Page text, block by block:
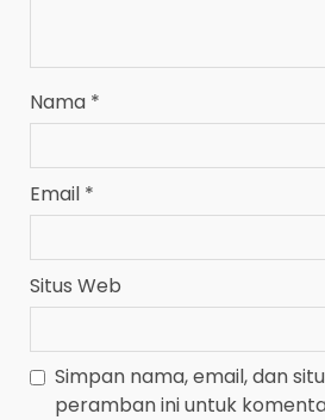
Nama *
Email *
Situs Web
Simpan nama, email, dan
peramban ini untuk